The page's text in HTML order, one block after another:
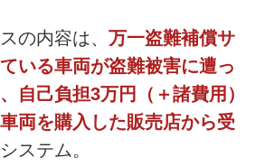
の内容は、 万一盗難補償サ
いる車両が盗難被害に遭っ
自己負担3万円（＋諸費用）
両を購入した販売店から受
ステム。